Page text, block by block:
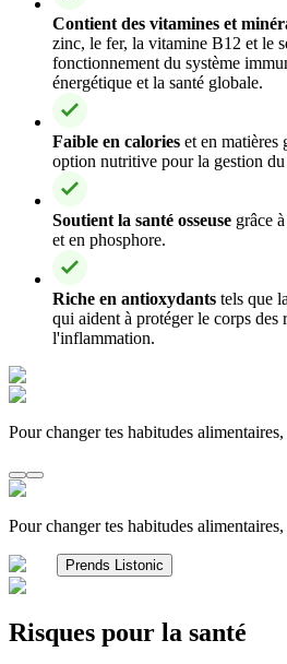
Contient des vitamines et
zinc, le fer, la vitamine B12 et le
fonctionnement du système
énergétique et la santé globale.
Faible en calories et en matières
option nutritive pour la gestion du
Soutient la santé osseuse grâce
et en phosphore.
Riche en antioxydants tels que
qui aident à protéger le corps des
l'inflammation.
Pour changer tes habitudes
Pour changer tes habitudes
Prends Listonic
Risques pour la santé